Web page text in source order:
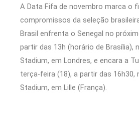
A Data Fifa de novembro marca o
compromissos da seleção
Brasil enfrenta o Senegal no
partir das 13h (horário de Brasília),
Stadium, em Londres, e encara a
terça-feira (18), a partir das 16h30,
Stadium, em Lille (França).